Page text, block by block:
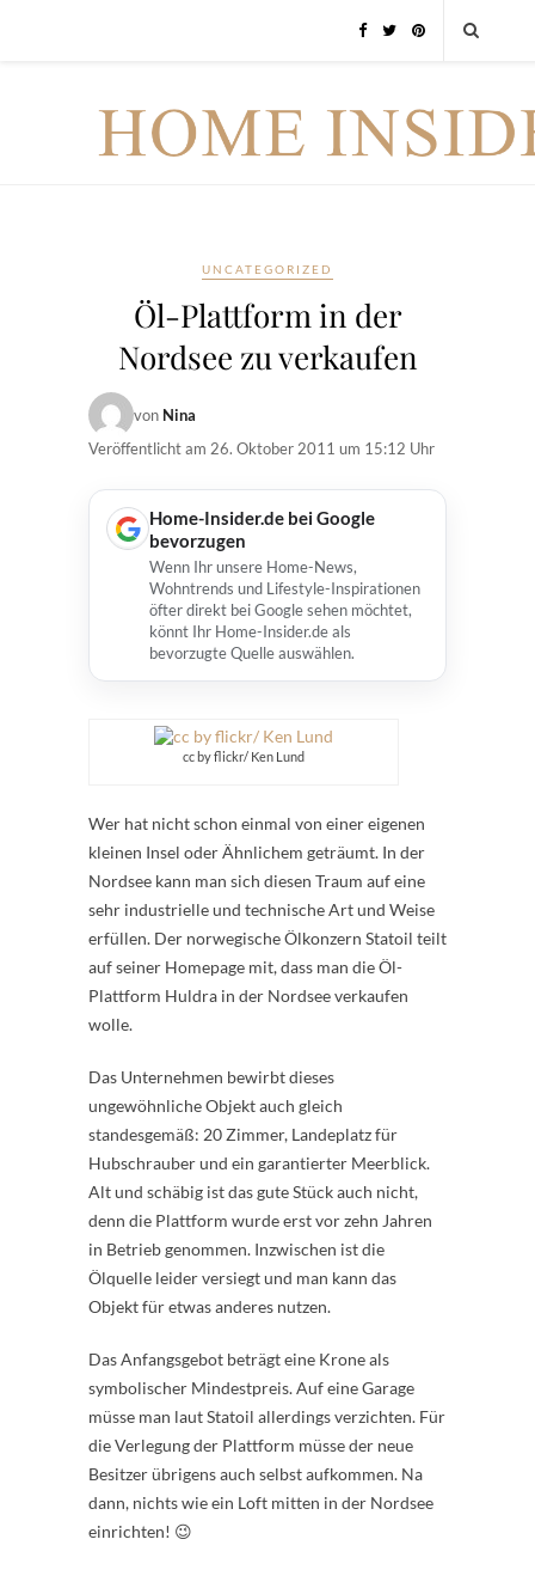
UNCATEGORIZED
Öl-Plattform in der
Nordsee zu verkaufen
von Nina
Veröffentlicht am 26. Oktober 2011 um 15:12 Uhr
Home-Insider.de bei Google
bevorzugen
Wenn Ihr unsere Home-News,
Wohntrends und Lifestyle-Inspirationen
öfter direkt bei Google sehen möchtet,
könnt Ihr Home-Insider.de als
bevorzugte Quelle auswählen.
cc by flickr/ Ken Lund
Wer hat nicht schon einmal von einer eigenen
kleinen Insel oder Ähnlichem geträumt. In der
Nordsee kann man sich diesen Traum auf eine
sehr industrielle und technische Art und Weise
erfüllen. Der norwegische Ölkonzern Statoil teilt
auf seiner Homepage mit, dass man die Öl-
Plattform Huldra in der Nordsee verkaufen
wolle.
Das Unternehmen bewirbt dieses
ungewöhnliche Objekt auch gleich
standesgemäß: 20 Zimmer, Landeplatz für
Hubschrauber und ein garantierter Meerblick.
Alt und schäbig ist das gute Stück auch nicht,
denn die Plattform wurde erst vor zehn Jahren
in Betrieb genommen. Inzwischen ist die
Ölquelle leider versiegt und man kann das
Objekt für etwas anderes nutzen.
Das Anfangsgebot beträgt eine Krone als
symbolischer Mindestpreis. Auf eine Garage
müsse man laut Statoil allerdings verzichten. Für
die Verlegung der Plattform müsse der neue
Besitzer übrigens auch selbst aufkommen. Na
dann, nichts wie ein Loft mitten in der Nordsee
einrichten! 😉